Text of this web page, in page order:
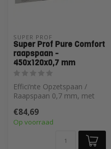
SUPER PROF
Super Prof Pure Comfort
raapspaan -
450x120x0,7 mm
Effici‘nte Opzetspaan /
Raapspaan 0,7 mm, met
verlijmde carbo...
€84,69
Op voorraad